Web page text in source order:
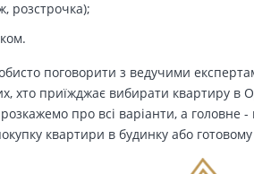
розстрочка);
поговорити з ведучими
хто приїжджає вибирати квартиру в
про всі варіанти, а головне
квартири в будинку або